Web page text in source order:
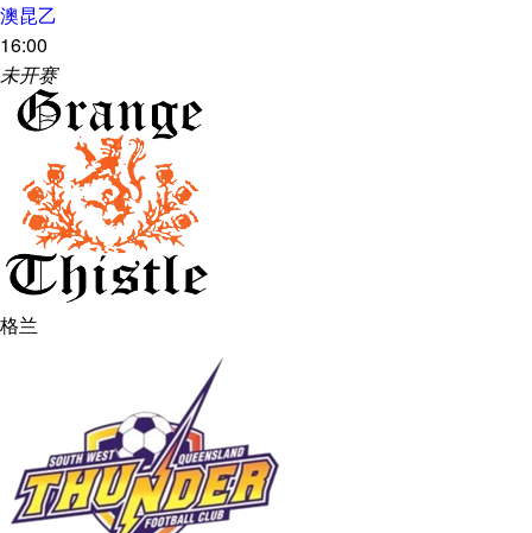
澳昆乙
16:00
未开赛
格兰